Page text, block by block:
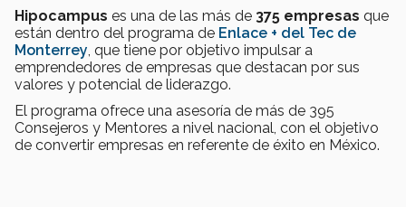
Hipocampus es una de las más de 375 empresas que
están dentro del programa de Enlace + del Tec de
Monterrey, que tiene por objetivo impulsar a
emprendedores de empresas que destacan por sus
valores y potencial de liderazgo.
El programa ofrece una asesoría de más de 395
Consejeros y Mentores a nivel nacional, con el objetivo
de convertir empresas en referente de éxito en México.